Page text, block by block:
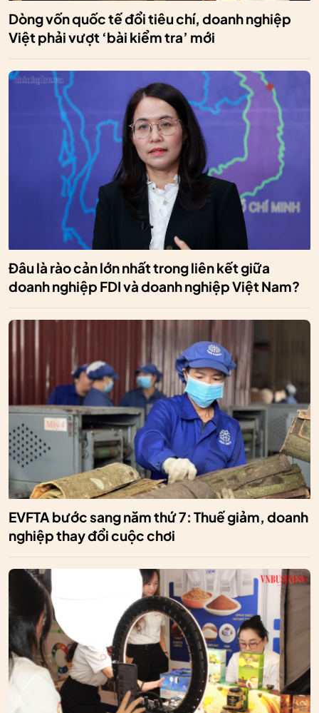
Dòng vốn quốc tế đổi tiêu chí, doanh nghiệp
Việt phải vượt ‘bài kiểm tra’ mới
Đâu là rào cản lớn nhất trong liên kết giữa
doanh nghiệp FDI và doanh nghiệp Việt Nam?
EVFTA bước sang năm thứ 7: Thuế giảm, doanh
nghiệp thay đổi cuộc chơi